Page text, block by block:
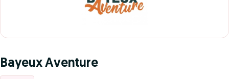
Bayeux Aventure